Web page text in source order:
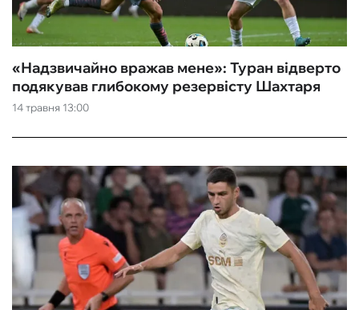
14 травня 13:00
«Надзвичайно вражав мене»: Туран відверто
подякував глибокому резервісту Шахтаря